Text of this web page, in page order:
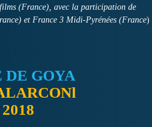
(France), avec la participation de
et France 3 Midi-Pyrénées (France)
DE GOYA